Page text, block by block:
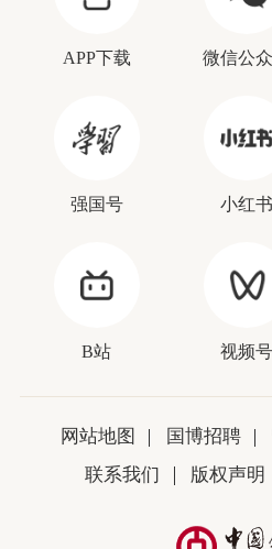
APP下载 微信公
强国号 小红书
B站 视频号
网站地图 国博招聘
联系我们
版权声明